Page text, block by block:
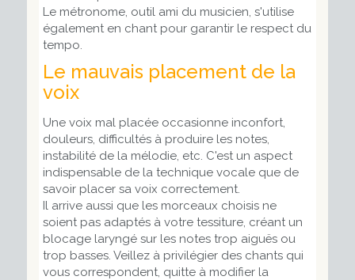
Le métronome, outil ami du musicien, s'utilise
également en chant pour garantir le respect du
tempo.
Le mauvais placement de la
voix
Une voix mal placée occasionne inconfort,
douleurs, difficultés à produire les notes,
instabilité de la mélodie, etc. C'est un aspect
indispensable de la technique vocale que de
savoir placer sa voix correctement.
Il arrive aussi que les morceaux choisis ne
soient pas adaptés à votre tessiture, créant un
blocage laryngé sur les notes trop aiguës ou
trop basses. Veillez à privilégier des chants qui
vous correspondent, quitte à modifier la